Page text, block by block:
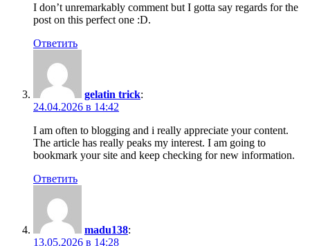
I don’t unremarkably comment but I gotta say regards for the
post on this perfect one :D.
Ответить
gelatin trick:
24.04.2026 в 14:42
I am often to blogging and i really appreciate your content.
The article has really peaks my interest. I am going to
bookmark your site and keep checking for new information.
Ответить
madu138:
13.05.2026 в 14:28